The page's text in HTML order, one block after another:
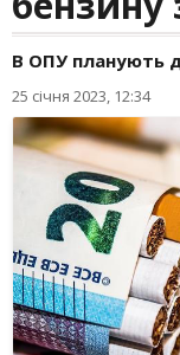
В ОПУ планують
25 січня 2023, 12:34